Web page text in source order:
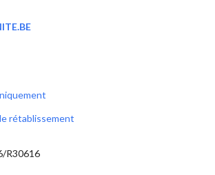
rétablissement
R30616